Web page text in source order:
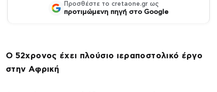
Προσθέστε το cretaone.gr ως
προτιμώμενη πηγή στο Google
Ο 52χρονος έχει πλούσιο ιεραποστολικό έργο
στην Αφρική